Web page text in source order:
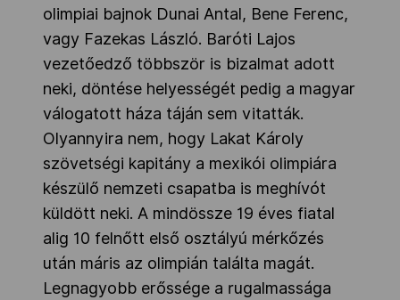
olimpiai bajnok Dunai Antal, Bene Ferenc,
vagy Fazekas László. Baróti Lajos
vezetőedző többször is bizalmat adott
neki, döntése helyességét pedig a magyar
válogatott háza táján sem vitatták.
Olyannyira nem, hogy Lakat Károly
szövetségi kapitány a mexikói olimpiára
készülő nemzeti csapatba is meghívót
küldött neki. A mindössze 19 éves fiatal
alig 10 felnőtt első osztályú mérkőzés
után máris az olimpián találta magát.
Legnagyobb erőssége a rugalmassága